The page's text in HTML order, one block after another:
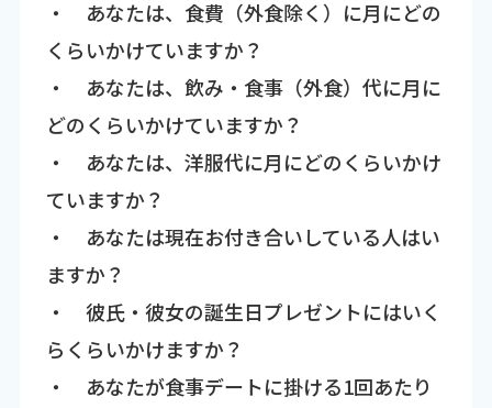
・ あなたは、食費（外食除く）に月にどの
くらいかけていますか？
・ あなたは、飲み・食事（外食）代に月に
どのくらいかけていますか？
・ あなたは、洋服代に月にどのくらいかけ
ていますか？
・ あなたは現在お付き合いしている人はい
ますか？
・ 彼氏・彼女の誕生日プレゼントにはいく
らくらいかけますか？
・ あなたが食事デートに掛ける1回あたり